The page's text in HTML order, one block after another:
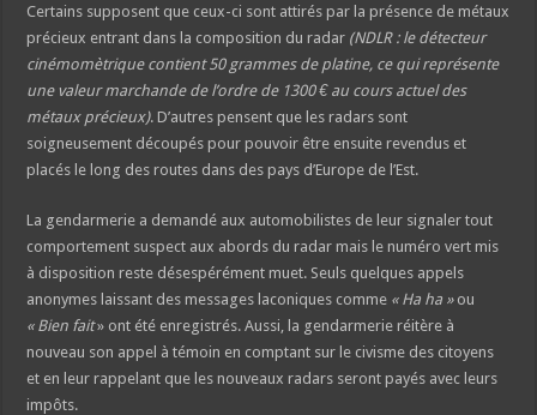
Certains supposent que ceux-ci sont attirés par la présence de métaux
précieux entrant dans la composition du radar (NDLR : le détecteur
cinémomètrique contient 50 grammes de platine, ce qui représente
une valeur marchande de l’ordre de 1300 € au cours actuel des
métaux précieux). D’autres pensent que les radars sont
soigneusement découpés pour pouvoir être ensuite revendus et
placés le long des routes dans des pays d’Europe de l’Est.
La gendarmerie a demandé aux automobilistes de leur signaler tout
comportement suspect aux abords du radar mais le numéro vert mis
à disposition reste désespérément muet. Seuls quelques appels
anonymes laissant des messages laconiques comme « Ha ha »ou
« Bien fait» ont été enregistrés. Aussi, la gendarmerie réitère à
nouveau son appel à témoin en comptant sur le civisme des citoyens
et en leur rappelant que les nouveaux radars seront payés avec leurs
impôts.